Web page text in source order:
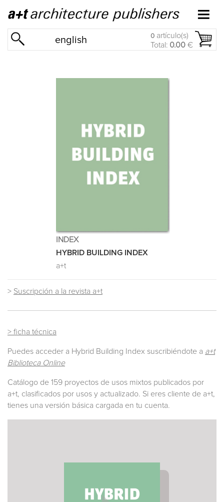
english 0 artículo(s)
Total: 0.00 €
INDEX
HYBRID BUILDING INDEX
a+t
> Suscripción a la revista a+t
> ficha técnica
Puedes acceder a Hybrid Building Index suscribiéndote a a+t
Biblioteca Online
Catálogo de 159 proyectos de usos mixtos publicados por
a+t, clasificados por usos y actualizado. Si eres cliente de a+t,
tienes una versión básica cargada en tu cuenta.